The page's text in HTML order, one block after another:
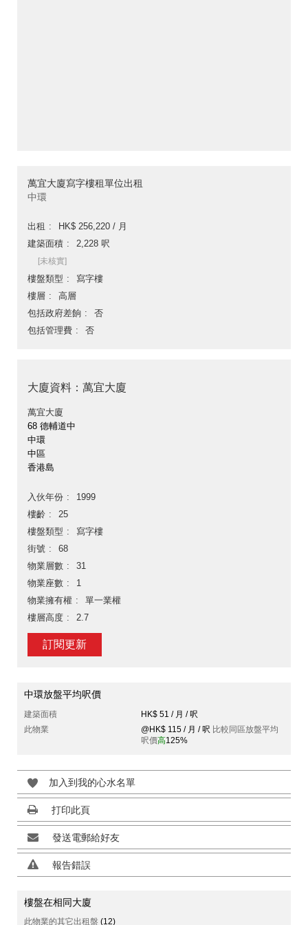
萬宜大廈寫字樓租單位出租
中環
出租
HK$ 256,220 / 月
建築面積
2,228 呎
[未核實]
樓盤類型
寫字樓
樓層
高層
包括政府差餉
否
包括管理費
否
大廈資料：萬宜大廈
萬宜大廈
68 德輔道中
中環
中區
香港島
入伙年份
1999
樓齡
25
樓盤類型
寫字樓
街號
68
物業層數
31
物業座數
1
物業擁有權
單一業權
樓層高度
2.7
訂閱更新
中環放盤平均呎價
建築面積
HK$ 51 / 月 / 呎
此物業
@HK$ 115 / 月 / 呎 比較同區放盤平均
呎價高125%
加入到我的心水名單
打印此頁
發送電郵給好友
報告錯誤
樓盤在相同大廈
此物業的其它出租盤 (12)